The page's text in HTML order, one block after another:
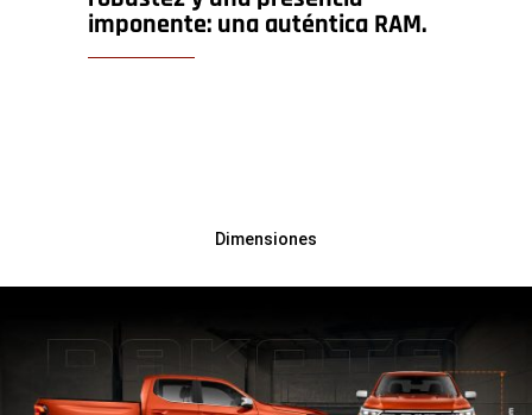
imponente: una auténtica RAM.
Dimensiones